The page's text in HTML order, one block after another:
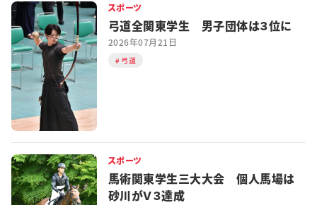
スポーツ
弓道全関東学生 男子団体は３位に
2026年07月21日
弓道
スポーツ
馬術関東学生三大大会 個人馬場は
砂川がＶ３達成